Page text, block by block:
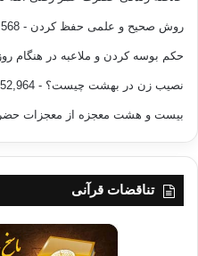
روش صحیح و علمی حفظ کردن - 180,568 بازدید
حکم بوسه کردن و ملاعبه در هنگام
نصیب زن در بهشت چیست؟ - 152,964 بازدید
بیست و هشت معجزه از معجزات
تناقضات قرآنی